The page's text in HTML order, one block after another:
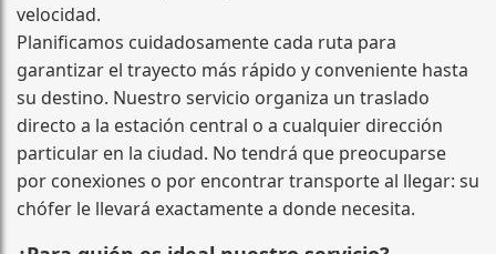
velocidad.
Planificamos cuidadosamente cada ruta para
garantizar el trayecto más rápido y conveniente hasta
su destino. Nuestro servicio organiza un traslado
directo a la estación central o a cualquier dirección
particular en la ciudad. No tendrá que preocuparse
por conexiones o por encontrar transporte al llegar: su
chófer le llevará exactamente a donde necesita.